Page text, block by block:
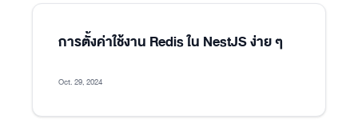
การตั้งค่าใช้งาน Redis ใน NestJS ง่าย ๆ
Oct. 29, 2024